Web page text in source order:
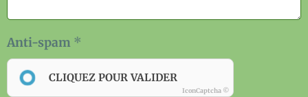
Anti-spam
CLIQUEZ POUR VALIDER
IconCaptcha ©